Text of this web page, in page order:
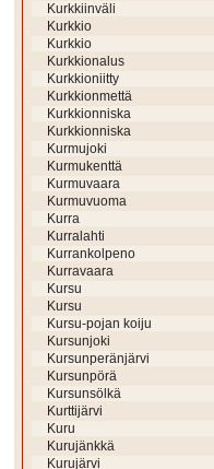
Kurkkiinväli
Kurkkio
Kurkkio
Kurkkionalus
Kurkkioniitty
Kurkkionmettä
Kurkkionniska
Kurkkionniska
Kurmujoki
Kurmukenttä
Kurmuvaara
Kurmuvuoma
Kurra
Kurralahti
Kurrankolpeno
Kurravaara
Kursu
Kursu
Kursu-pojan koiju
Kursunjoki
Kursunperänjärvi
Kursunpörä
Kursunsölkä
Kurttijärvi
Kuru
Kurujänkkä
Kurujärvi